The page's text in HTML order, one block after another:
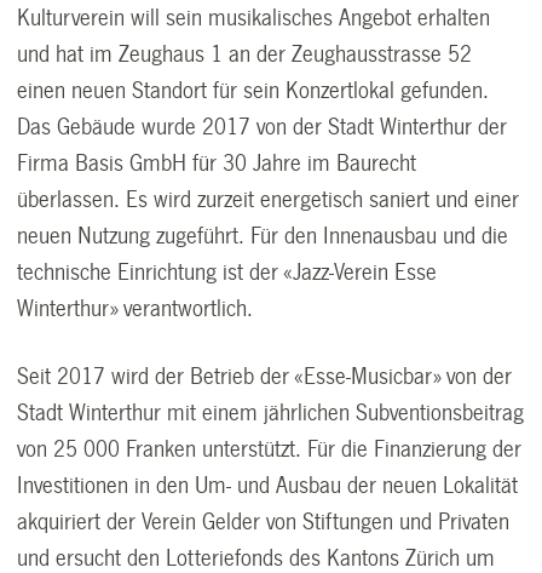
Kulturverein will sein musikalisches Angebot erhalten
und hat im Zeughaus 1 an der Zeughausstrasse 52
einen neuen Standort für sein Konzertlokal gefunden.
Das Gebäude wurde 2017 von der Stadt Winterthur der
Firma Basis GmbH für 30 Jahre im Baurecht
überlassen. Es wird zurzeit energetisch saniert und einer
neuen Nutzung zugeführt. Für den Innenausbau und die
technische Einrichtung ist der «Jazz-Verein Esse
Winterthur» verantwortlich.
Seit 2017 wird der Betrieb der «Esse-Musicbar» von der
Stadt Winterthur mit einem jährlichen Subventionsbeitrag
von 25 000 Franken unterstützt. Für die Finanzierung der
Investitionen in den Um- und Ausbau der neuen Lokalität
akquiriert der Verein Gelder von Stiftungen und Privaten
und ersucht den Lotteriefonds des Kantons Zürich um